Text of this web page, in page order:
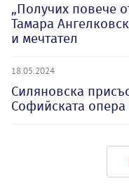
„Получих повече
Тамара
и мечтател
18.05.2024
Силяновска
Софийската